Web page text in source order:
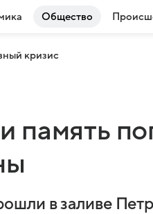
Общество
кризис
память
в заливе